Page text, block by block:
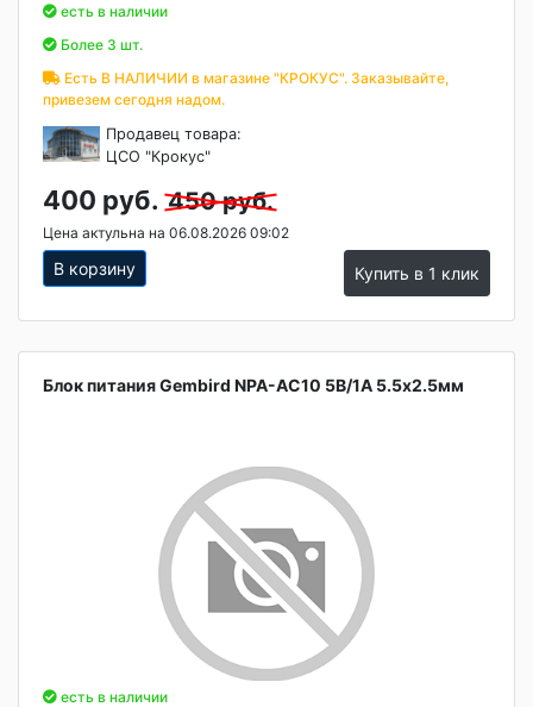
есть в наличии
Более 3 шт.
Есть В НАЛИЧИИ в магазине "КРОКУС". Заказывайте,
привезем сегодня надом.
Продавец товара:
ЦСО "Крокус"
400 руб. 450 руб.
Цена актульна на 06.08.2026 09:02
В корзину Купить в 1 клик
Блок питания Gembird NPA-AC10 5В/1А 5.5x2.5мм
есть в наличии